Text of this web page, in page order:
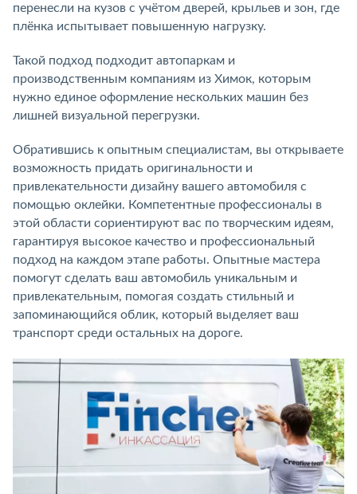
перенесли на кузов с учётом дверей, крыльев и зон, где
плёнка испытывает повышенную нагрузку.
Такой подход подходит автопаркам и
производственным компаниям из Химок, которым
нужно единое оформление нескольких машин без
лишней визуальной перегрузки.
Обратившись к опытным специалистам, вы открываете
возможность придать оригинальности и
привлекательности дизайну вашего автомобиля с
помощью оклейки. Компетентные профессионалы в
этой области сориентируют вас по творческим идеям,
гарантируя высокое качество и профессиональный
подход на каждом этапе работы. Опытные мастера
помогут сделать ваш автомобиль уникальным и
привлекательным, помогая создать стильный и
запоминающийся облик, который выделяет ваш
транспорт среди остальных на дороге.